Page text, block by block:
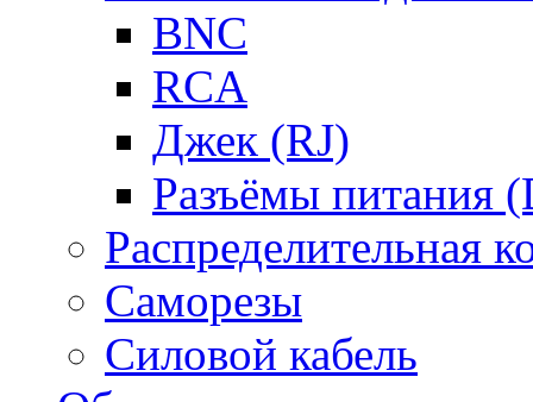
BNC
RCA
Джек (RJ)
Разъёмы питания
Распределительная
Саморезы
Силовой кабель